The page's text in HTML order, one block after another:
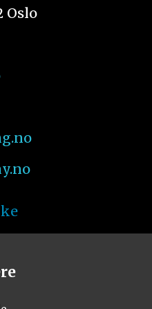
Oslo